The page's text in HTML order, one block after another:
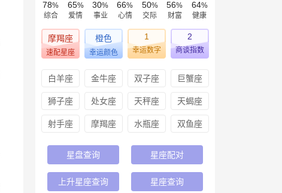
78%
综合
65%
爱情
30%
事业
66%
心情
50%
交际
56%
财富
64%
健康
摩羯座
速配星座
橙色
幸运颜色
1
幸运数字
2
商谈指数
白羊座 金牛座 双子座 巨蟹座
狮子座 处女座 天秤座 天蝎座
射手座 摩羯座 水瓶座 双鱼座
星盘查询 星座配对
上升星座查询 星座查询